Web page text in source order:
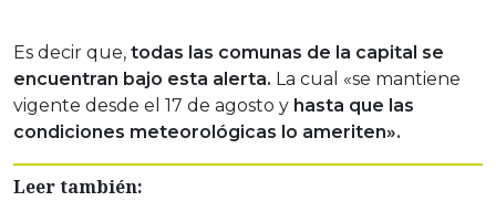
Es decir que, todas las comunas de la capital se
encuentran bajo esta alerta. La cual «se mantiene
vigente desde el 17 de agosto y hasta que las
condiciones meteorológicas lo ameriten».
Leer también: